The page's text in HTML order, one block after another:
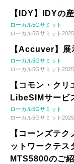
【IDY】IDYの
ローカル5Gサミット
ローカル5Gサミット2025
【Accuver】展
ローカル5Gサミット
ローカル5Gサミット2025
【コモン・ク
LibeSIMサービ
ローカル5Gサミット
ローカル5Gサミット2025
【コーンズテ
ットワークテス
MTS5800のご